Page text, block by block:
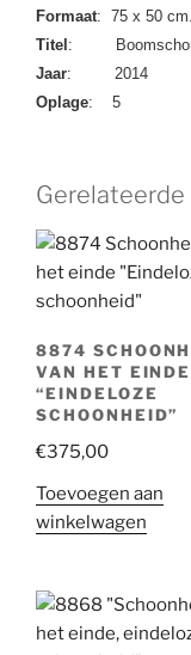
Formaat: 75 x 50
Titel :
Jaar: 2014
Oplage: 5
8874
VAN HET EINDE
“EINDELOZE
SCHOONHEID”
€375,00
Toevoegen aan
winkelwagen